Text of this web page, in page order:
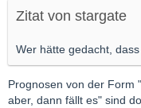
Zitat von stargate
Wer hätte gedacht,
Prognosen von der Form
aber, dann fällt es" sind